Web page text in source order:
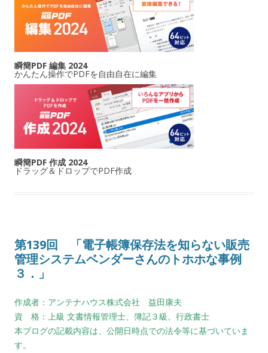
瞬簡PDF 編集 2024
かんたん操作でPDFを自由自在に編集
瞬簡PDF 作成 2024
ドラッグ＆ドロップでPDF作成
第139回 「電子帳簿保存法を知らない販売
管理システムベンダーさんのトホホな事例
３．」
作成者：アンテナハウス株式会社 益田康夫
資 格：上級 文書情報管理士、簿記３級、行政書士
本ブログの記載内容は、公開日時点での法令等に基づいていま
す。